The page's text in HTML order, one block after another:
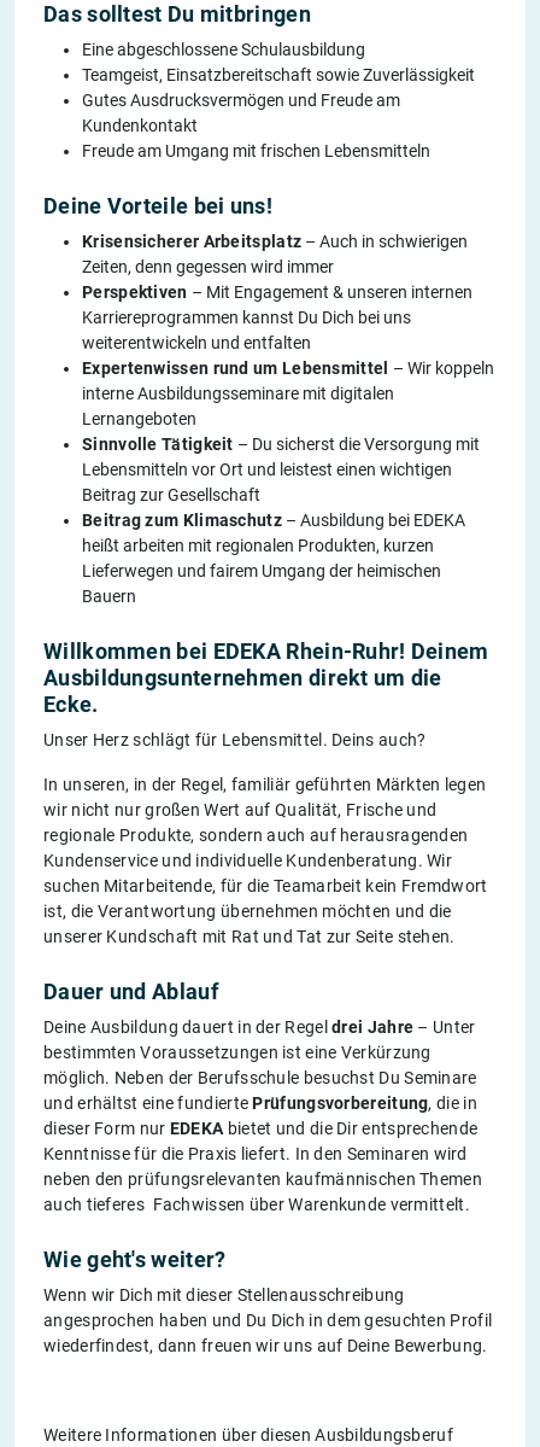
Das solltest Du mitbringen
Eine abgeschlossene Schulausbildung
Teamgeist, Einsatzbereitschaft sowie Zuverlässigkeit
Gutes Ausdrucksvermögen und Freude am
Kundenkontakt
Freude am Umgang mit frischen Lebensmitteln
Deine Vorteile bei uns!
Krisensicherer Arbeitsplatz – Auch in schwierigen
Zeiten, denn gegessen wird immer
Perspektiven – Mit Engagement & unseren internen
Karriereprogrammen kannst Du Dich bei uns
weiterentwickeln und entfalten
Expertenwissen rund um Lebensmittel – Wir koppeln
interne Ausbildungsseminare mit digitalen
Lernangeboten
Sinnvolle Tätigkeit – Du sicherst die Versorgung mit
Lebensmitteln vor Ort und leistest einen wichtigen
Beitrag zur Gesellschaft
Beitrag zum Klimaschutz– Ausbildung bei EDEKA
heißt arbeiten mit regionalen Produkten, kurzen
Lieferwegen und fairem Umgang der heimischen
Bauern
Willkommen bei EDEKA Rhein-Ruhr! Deinem
Ausbildungsunternehmen direkt um die
Ecke.
Unser Herz schlägt für Lebensmittel. Deins auch?
In unseren, in der Regel, familiär geführten Märkten legen
wir nicht nur großen Wert auf Qualität, Frische und
regionale Produkte, sondern auch auf herausragenden
Kundenservice und individuelle Kundenberatung. Wir
suchen Mitarbeitende, für die Teamarbeit kein Fremdwort
ist, die Verantwortung übernehmen möchten und die
unserer Kundschaft mit Rat und Tat zur Seite stehen.
Dauer und Ablauf
Deine Ausbildung dauert in der Regeldrei Jahre – Unter
bestimmten Voraussetzungen ist eine Verkürzung
möglich. Neben der Berufsschule besuchst Du Seminare
und erhältst eine fundiertePrüfungsvorbereitung, die in
dieser Form nur EDEKA bietet und die Dir entsprechende
Kenntnisse für die Praxis liefert. In den Seminaren wird
neben den prüfungsrelevanten kaufmännischen Themen
auch tieferes Fachwissen über Warenkunde vermittelt.
Wie geht's weiter?
Wenn wir Dich mit dieser Stellenausschreibung
angesprochen haben und Du Dich in dem gesuchten Profil
wiederfindest, dann freuen wir uns auf Deine Bewerbung.
Weitere Informationen über diesen Ausbildungsberuf